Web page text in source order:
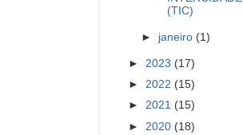
(TIC)
► janeiro (1)
► 2023 (17)
► 2022 (15)
► 2021 (15)
► 2020 (18)